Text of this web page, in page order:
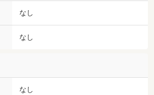
なし
なし
なし